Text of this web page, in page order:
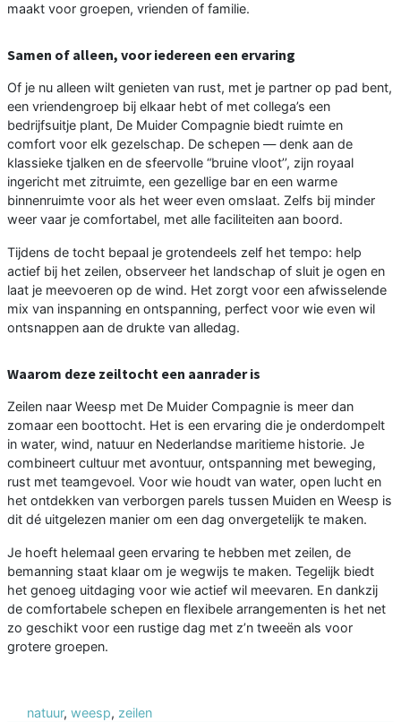
maakt voor groepen, vrienden of familie.
Samen of alleen, voor iedereen een ervaring
Of je nu alleen wilt genieten van rust, met je partner op pad bent,
een vriendengroep bij elkaar hebt of met collega’s een
bedrijfsuitje plant, De Muider Compagnie biedt ruimte en
comfort voor elk gezelschap. De schepen — denk aan de
klassieke tjalken en de sfeervolle “bruine vloot’’, zijn royaal
ingericht met zitruimte, een gezellige bar en een warme
binnenruimte voor als het weer even omslaat. Zelfs bij minder
weer vaar je comfortabel, met alle faciliteiten aan boord.
Tijdens de tocht bepaal je grotendeels zelf het tempo: help
actief bij het zeilen, observeer het landschap of sluit je ogen en
laat je meevoeren op de wind. Het zorgt voor een afwisselende
mix van inspanning en ontspanning, perfect voor wie even wil
ontsnappen aan de drukte van alledag.
Waarom deze zeiltocht een aanrader is
Zeilen naar Weesp met De Muider Compagnie is meer dan
zomaar een boottocht. Het is een ervaring die je onderdompelt
in water, wind, natuur en Nederlandse maritieme historie. Je
combineert cultuur met avontuur, ontspanning met beweging,
rust met teamgevoel. Voor wie houdt van water, open lucht en
het ontdekken van verborgen parels tussen Muiden en Weesp is
dit dé uitgelezen manier om een dag onvergetelijk te maken.
Je hoeft helemaal geen ervaring te hebben met zeilen, de
bemanning staat klaar om je wegwijs te maken. Tegelijk biedt
het genoeg uitdaging voor wie actief wil meevaren. En dankzij
de comfortabele schepen en flexibele arrangementen is het net
zo geschikt voor een rustige dag met z’n tweeën als voor
grotere groepen.
natuur, weesp, zeilen